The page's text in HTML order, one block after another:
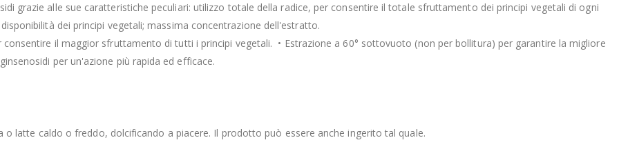
grazie alle sue caratteristiche peculiari: utilizzo totale della radice, per consentire il totale sfruttamento dei principi vegetali di ogni
dei principi vegetali; massima concentrazione dell'estratto.
consentire il maggior sfruttamento di tutti i principi vegetali. • Estrazione a 60° sottovuoto (non per bollitura) per garantire la migliore
per un'azione più rapida ed efficace.
latte caldo o freddo, dolcificando a piacere. Il prodotto può essere anche ingerito tal quale.